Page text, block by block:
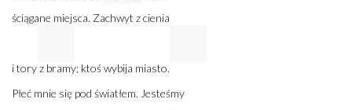
ściągane miejsca. Zachwyt z cienia
i tory z bramy; ktoś wybija miasto.
Płeć mnie się pod światłem. Jesteśmy